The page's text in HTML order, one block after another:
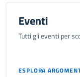
Eventi
Tutti gli eventi per
ESPLORA